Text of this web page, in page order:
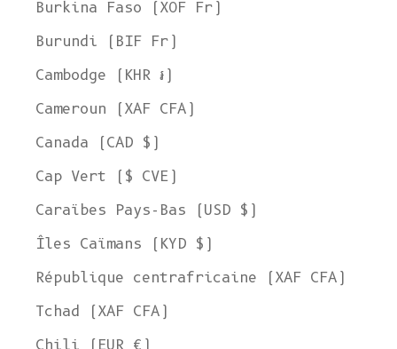
Burkina Faso (XOF Fr)
Burundi (BIF Fr)
Cambodge (KHR ៛)
Cameroun (XAF CFA)
Canada (CAD $)
Cap Vert ($ CVE)
Caraïbes Pays-Bas (USD $)
Îles Caïmans (KYD $)
République centrafricaine (XAF CFA)
Tchad (XAF CFA)
Chili (EUR €)